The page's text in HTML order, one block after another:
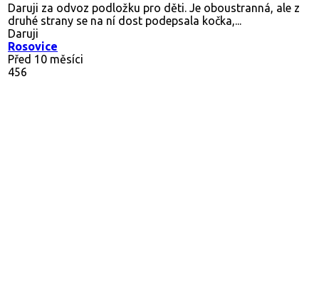
Daruji za odvoz podložku pro děti. Je oboustranná, ale z
druhé strany se na ní dost podepsala kočka,...
Daruji
Rosovice
Před 10 měsíci
456